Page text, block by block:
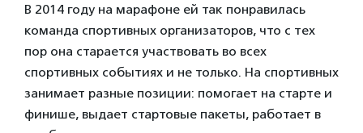
В 2014 году на марафоне ей так понравилась
команда спортивных организаторов, что с тех
пор она старается участвовать во всех
спортивных событиях и не только. На спортивных
занимает разные позиции: помогает на старте и
финише, выдает стартовые пакеты, работает в